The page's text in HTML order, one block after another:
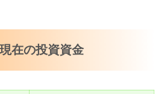
在の投資資金